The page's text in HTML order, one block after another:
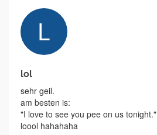
lol
sehr geil.
am besten is:
"I love to see you pee on us tonight."
loool hahahaha